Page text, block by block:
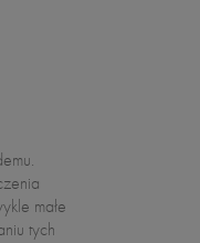
małe
tych